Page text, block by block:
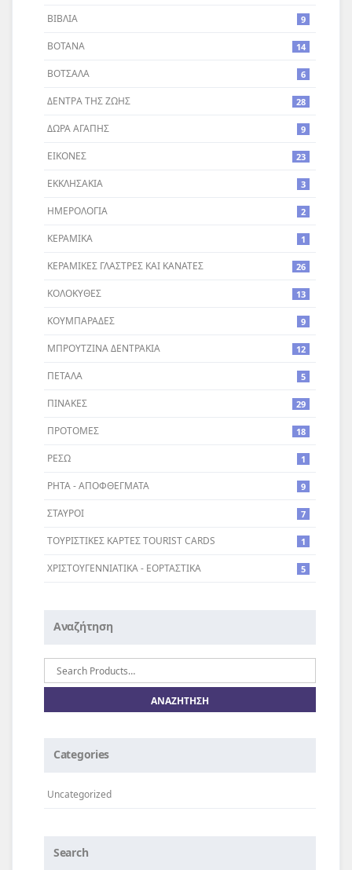
ΒΙΒΛΙΑ 9
ΒΟΤΑΝΑ 14
ΒΟΤΣΑΛΑ 6
ΔΕΝΤΡA ΤΗΣ ΖΩΗΣ 28
ΔΩΡΑ ΑΓΑΠΗΣ 9
ΕΙΚΟΝΕΣ 23
ΕΚΚΛΗΣΑΚΙΑ 3
ΗΜΕΡΟΛΟΓΙΑ 2
ΚΕΡΑΜΙΚΑ 1
ΚΕΡΑΜΙΚΕΣ ΓΛΑΣΤΡΕΣ ΚΑΙ ΚΑΝΑΤΕΣ 26
ΚΟΛΟΚΥΘΕΣ 13
ΚΟΥΜΠΑΡΑΔΕΣ 9
ΜΠΡΟΥΤΖΙΝΑ ΔΕΝΤΡΑΚΙΑ 12
ΠΕΤΑΛΑ 5
ΠΙΝΑΚΕΣ 29
ΠΡΟΤΟΜΕΣ 18
ΡΕΣΩ 1
ΡΗΤΑ - ΑΠΟΦΘΕΓΜΑΤΑ 9
ΣΤΑΥΡΟI 7
ΤΟΥΡΙΣΤΙΚΕΣ ΚΑΡΤΕΣ TOURIST CARDS 1
ΧΡΙΣΤΟΥΓΕΝΝΙΑΤΙΚΑ - ΕΟΡΤΑΣΤΙΚΑ 5
Αναζήτηση
Αναζήτηση
για:
Categories
Uncategorized
Search